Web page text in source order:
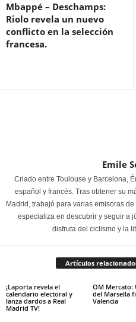
Mbappé – Deschamps:
Riolo revela un nuevo
conflicto en la selección
francesa.
Emile
Criado entre Toulouse y Barcelona,
español y francés. Tras obtener su
Madrid, trabajó para varias emisoras
especializa en descubrir y seguir a
disfruta del ciclismo y la
Artículos
¡Laporta revela el
calendario electoral y
lanza dardos a Real
Madrid TV!
OM Mercato:
del Marsella
Valencia